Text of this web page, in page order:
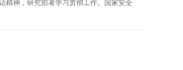
精神，研究部署学习贯彻工作。国家安全